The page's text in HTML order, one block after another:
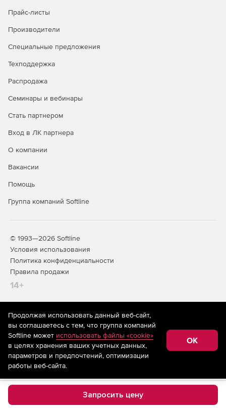
Запросить цену
Прайс-листы
Производители
Специальные предложения
Техподдержка
Распродажа
Семинары и вебинары
Стать партнером
Вход в ЛК партнера
О компании
Вакансии
Помощь
Группа компаний Softline
© 1993—2026 Softline
Условия использования
Политика конфиденциальности
Правила продажи
14+
На информационном ресурсе store.softline.ru применяются
рекомендательные технологии(информационные технологии
предоставления информации на основе сбора,
систематизации и анализа сведений, относящихся к
предпочтениям пользователей сети «Интернет»,
находящихся на территории Российской Федерации)
Продолжая использовать данный веб-сайт,
вы соглашаетесь с тем, что группа компаний
Softline может использовать файлы «cookie»
в целях хранения ваших учетных данных,
параметров и предпочтений, оптимизации
работы веб-сайта.
OK